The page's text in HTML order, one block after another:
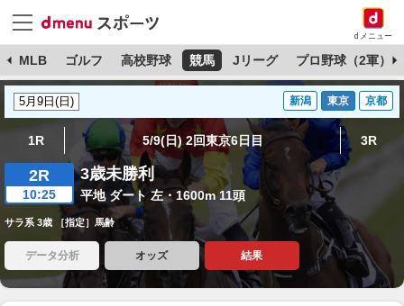
dメニュー
MLB ゴルフ 高校野球 競馬 Jリーグ プロ野球（2軍）
新潟 東京 京都
1R 5/9(日) 2回東京6日目 3R
2R
10:25
3歳未勝利
平地 ダート 左・1600m 11頭
サラ系 3歳 ［指定］馬齢
データ分析 オッズ 結果